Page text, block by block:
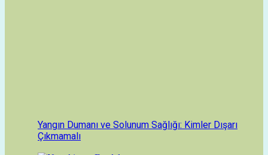
Yangın Dumanı ve Solunum Sağlığı: Kimler Dışarı
Çıkmamalı